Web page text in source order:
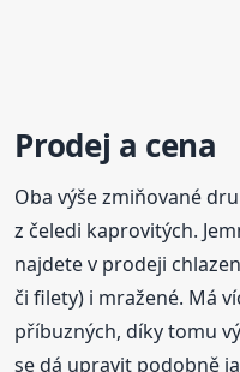
Prodej a cena
Oba výše zmiňované
z čeledi kaprovitých.
najdete v prodeji
či filety) i mražené. Má
příbuzných, díky tomu
se dá upravit podobně